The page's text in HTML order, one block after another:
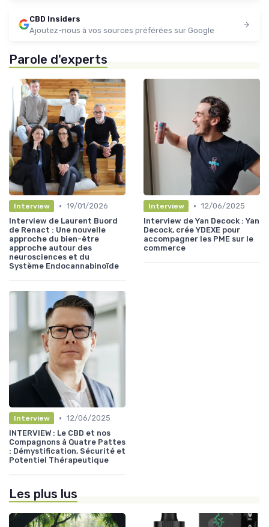
CBD Insiders
Ajoutez-nous à vos sources préférées sur Google
Parole d'experts
Interview • 19/01/2026
Interview de Laurent Buord
de Renact : Une nouvelle
approche du bien-être
approche autour des
neurosciences et du
Système Endocannabinoïde
Interview • 12/06/2025
Interview de Yan Decock : Yan
Decock, crée YDEXE pour
accompagner les PME sur le
commerce
Interview • 12/06/2025
INTERVIEW : Le CBD et nos
Compagnons à Quatre Pattes
: Démystification, Sécurité et
Potentiel Thérapeutique
Les plus lus